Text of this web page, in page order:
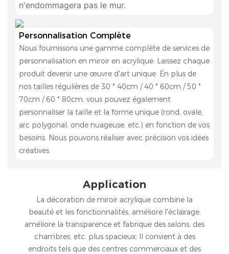
n'endommagera pas le mur.
Personnalisation Complète
Nous fournissons une gamme complète de services de
personnalisation en miroir en acrylique. Laissez chaque
produit devenir une œuvre d'art unique. En plus de
nos tailles régulières de 30 * 40cm / 40 * 60cm / 50 *
70cm / 60 * 80cm, vous pouvez également
personnaliser la taille et la forme unique (rond, ovale,
arc polygonal, onde nuageuse, etc.) en fonction de vos
besoins. Nous pouvons réaliser avec précision vos idées
créatives.
Application
La décoration de miroir acrylique combine la
beauté et les fonctionnalités, améliore l'éclairage,
améliore la transparence et fabrique des salons, des
chambres, etc. plus spacieux; Il convient à des
endroits tels que des centres commerciaux et des